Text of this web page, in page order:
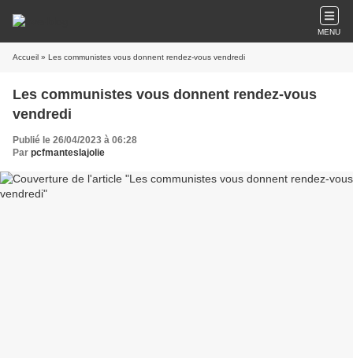
MENU
Accueil » Les communistes vous donnent rendez-vous vendredi
Les communistes vous donnent rendez-vous
vendredi
Publié le 26/04/2023 à 06:28
Par pcfmanteslajolie